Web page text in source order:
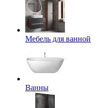
Мебель для ванной
Ванны